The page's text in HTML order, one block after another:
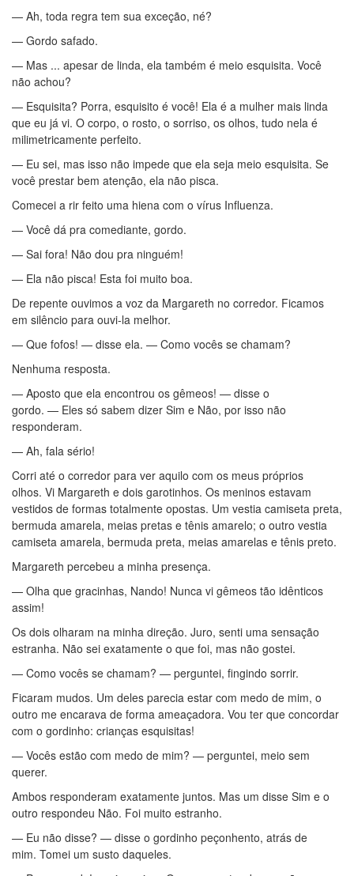
— Ah, toda regra tem sua exceção, né?
— Gordo safado.
— Mas ... apesar de linda, ela também é meio esquisita. Você
não achou?
— Esquisita? Porra, esquisito é você! Ela é a mulher mais linda
que eu já vi. O corpo, o rosto, o sorriso, os olhos, tudo nela é
milimetricamente perfeito.
— Eu sei, mas isso não impede que ela seja meio esquisita. Se
você prestar bem atenção, ela não pisca.
Comecei a rir feito uma hiena com o vírus Influenza.
— Você dá pra comediante, gordo.
— Sai fora! Não dou pra ninguém!
— Ela não pisca! Esta foi muito boa.
De repente ouvimos a voz da Margareth no corredor. Ficamos
em silêncio para ouvi-la melhor.
— Que fofos! — disse ela. — Como vocês se chamam?
Nenhuma resposta.
— Aposto que ela encontrou os gêmeos! — disse o
gordo. — Eles só sabem dizer Sim e Não, por isso não
responderam.
— Ah, fala sério!
Corri até o corredor para ver aquilo com os meus próprios
olhos. Vi Margareth e dois garotinhos. Os meninos estavam
vestidos de formas totalmente opostas. Um vestia camiseta preta,
bermuda amarela, meias pretas e tênis amarelo; o outro vestia
camiseta amarela, bermuda preta, meias amarelas e tênis preto.
Margareth percebeu a minha presença.
— Olha que gracinhas, Nando! Nunca vi gêmeos tão idênticos
assim!
Os dois olharam na minha direção. Juro, senti uma sensação
estranha. Não sei exatamente o que foi, mas não gostei.
— Como vocês se chamam? — perguntei, fingindo sorrir.
Ficaram mudos. Um deles parecia estar com medo de mim, o
outro me encarava de forma ameaçadora. Vou ter que concordar
com o gordinho: crianças esquisitas!
— Vocês estão com medo de mim? — perguntei, meio sem
querer.
Ambos responderam exatamente juntos. Mas um disse Sim e o
outro respondeu Não. Foi muito estranho.
— Eu não disse? — disse o gordinho peçonhento, atrás de
mim. Tomei um susto daqueles.